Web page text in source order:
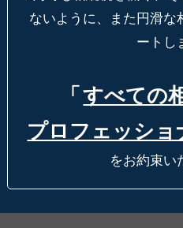
ないように、
また円滑な
ートし
「 すべての
プロフェッショ
をお約束い